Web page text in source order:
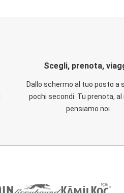
Scegli, prenota,
Dallo schermo al tuo posto a
pochi secondi. Tu prenota,
pensiamo noi.